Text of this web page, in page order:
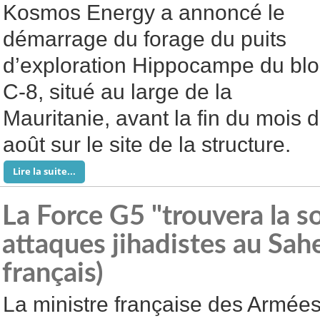
Kosmos Energy a annoncé le
démarrage du forage du puits
d’exploration Hippocampe du
C-8, situé au large de la
Mauritanie, avant la fin du mois
août sur le site de la structure.
Lire la suite...
La Force G5 "trouvera la
attaques jihadistes au
français)
La ministre française des